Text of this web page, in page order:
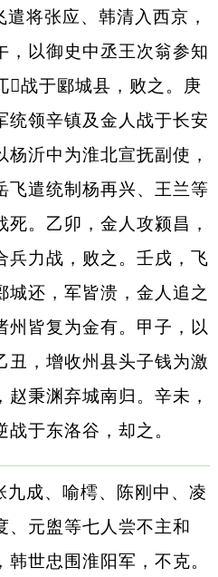
将张应、韩清入西京，
，以御史中丞王次翁参知
战于郾城县，败之。庚
统领辛镇及金人战于长安
沂中为淮北宣抚副使，
飞遣统制杨再兴、王兰等
。乙卯，金人攻颍昌，
兵力战，败之。壬戌，飞
城还，军皆溃，金人追之
州皆复为金有。甲子，以
丑，增收州县头子钱为激
秉渊弃城南归。辛未，
于东洛谷，却之。
九成、喻樗、陈刚中、凌
、元盥等七人尝不主和
世忠围淮阳军，不克。